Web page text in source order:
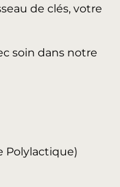
de clés, votre
soin dans notre
Polylactique)